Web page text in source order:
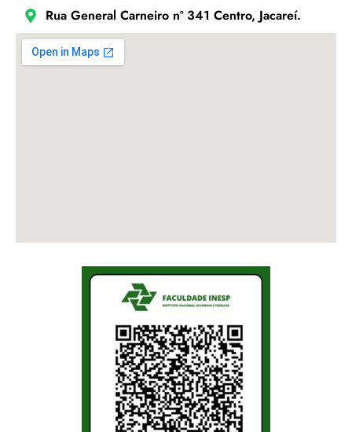
Rua General Carneiro nº 341 Centro, Jacareí.